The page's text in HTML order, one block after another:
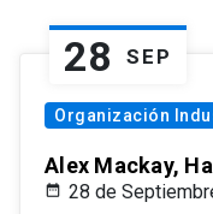
28 SEP
Organización
Alex Mackay,
28 de